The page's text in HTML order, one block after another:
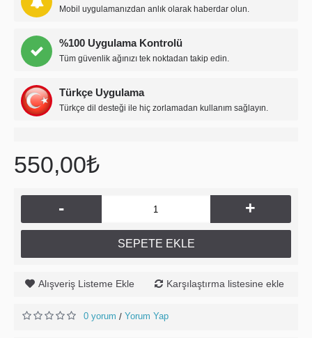
Mobil uygulamanızdan anlık olarak haberdar olun.
%100 Uygulama Kontrolü
Tüm güvenlik ağınızı tek noktadan takip edin.
Türkçe Uygulama
Türkçe dil desteği ile hiç zorlamadan kullanım sağlayın.
550,00₺
- +
SEPETE EKLE
Alışveriş Listeme Ekle Karşılaştırma listesine ekle
0 yorum / Yorum Yap